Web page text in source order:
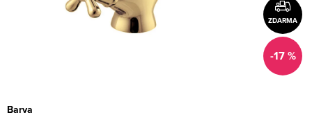
ZDARMA
-17 %
Barva